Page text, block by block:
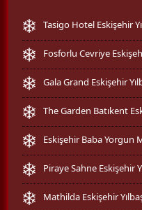
Tasigo Hotel Eskişehir
Fosforlu Cevriye
Gala Grand Eskişehir
The Garden Batıkent
Eskişehir Baba Yorgun
Piraye Sahne Eskişehir
Mathilda Eskişehir